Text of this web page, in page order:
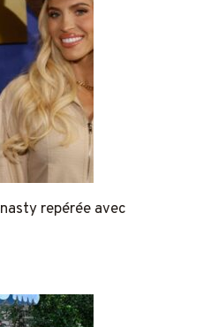
repérée avec